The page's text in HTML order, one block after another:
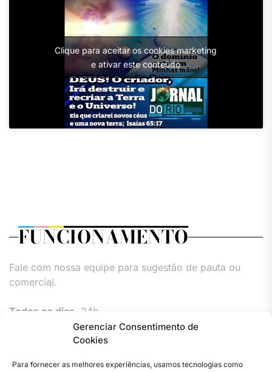
Gerenciar Consentimento de
Cookies
Para fornecer as melhores experiências, usamos tecnologias como
Clique para aceitar os cookies marketing
e ativar este conteúdo
FUNCIONAMENTO
Fale com nossa equipe para sugestão de pauta ou
comercial.
Todos os dias, 24h.